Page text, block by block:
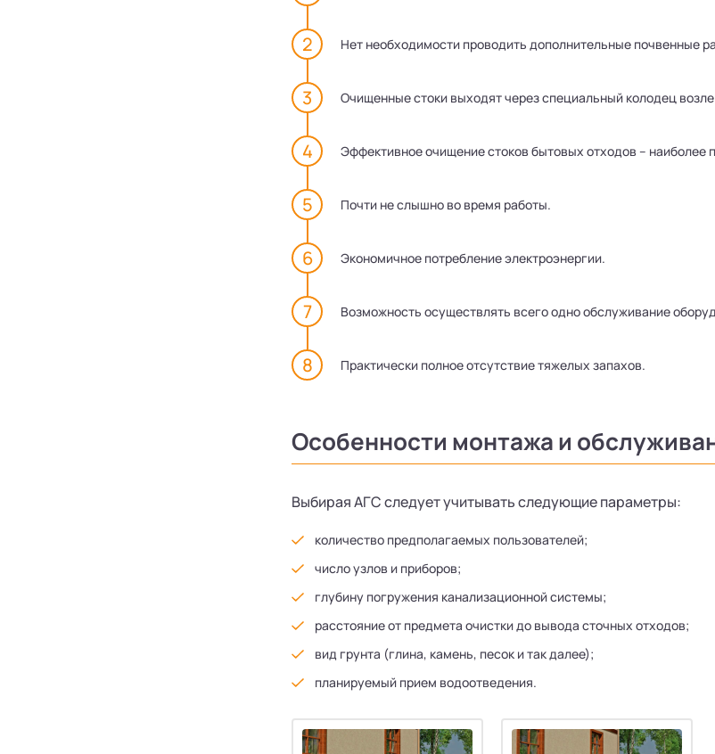
Нет необходимости проводить дополнительные почвенные
Очищенные стоки выходят через специальный колодец
Эффективное очищение стоков бытовых отходов – наиболее
Почти не слышно во время работы.
Экономичное потребление электроэнергии.
Возможность осуществлять всего одно обслуживание
Практически полное отсутствие тяжелых запахов.
Особенности монтажа и
Выбирая АГС следует учитывать следующие параметры:
количество предполагаемых пользователей;
число узлов и приборов;
глубину погружения канализационной системы;
расстояние от предмета очистки до вывода сточных отходов;
вид грунта (глина, камень, песок и так далее);
планируемый прием водоотведения.